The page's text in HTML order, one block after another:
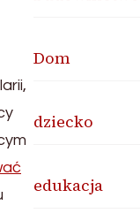
Dom
dziecko
edukacja